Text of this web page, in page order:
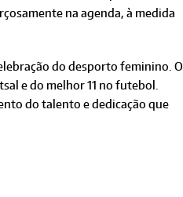
na agenda, à medida
do desporto feminino. O
e do melhor 11 no futebol.
do talento e dedicação que